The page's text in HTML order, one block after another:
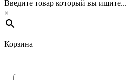
Введите товар который вы ищите...
×
Корзина